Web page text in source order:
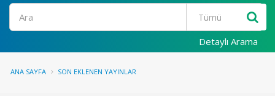
Ara
Detaylı Arama
ANA SAYFA SON EKLENEN YAYINLAR